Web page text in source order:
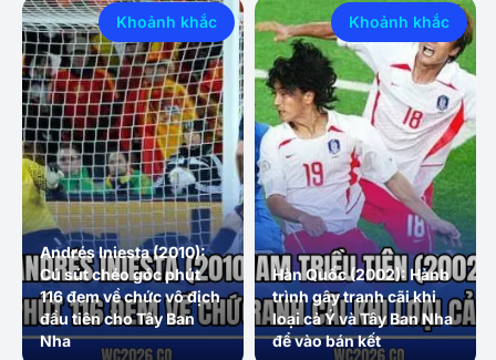
Khoảnh khắc
Andrés Iniesta (2010):
Cú sút chéo góc phút
116 đem về chức vô địch
đầu tiên cho Tây Ban
Nha
Khoảnh khắc
Hàn Quốc (2002): Hành
trình gây tranh cãi khi
loại cả Ý và Tây Ban Nha
để vào bán kết